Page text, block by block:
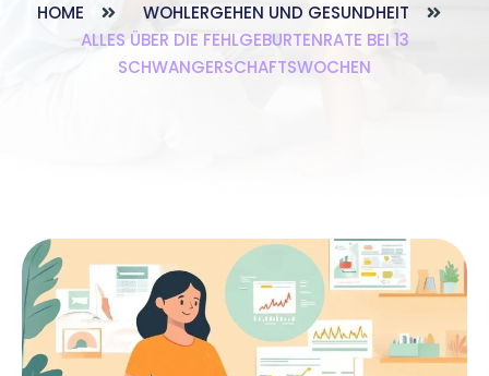
HOME
WOHLERGEHEN UND GESUNDHEIT
ALLES ÜBER DIE FEHLGEBURTENRATE BEI 13
SCHWANGERSCHAFTSWOCHEN